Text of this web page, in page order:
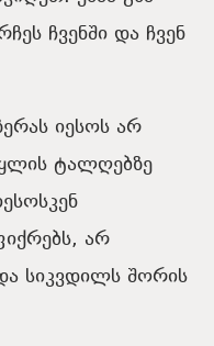
ჩვენში და ჩვენ
იესოს არ
ტალღებზე
არ
სიკვდილს შორის